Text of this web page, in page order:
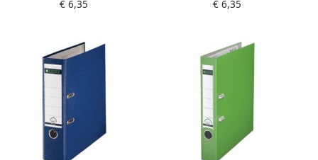
€ 6,35
€ 6,35